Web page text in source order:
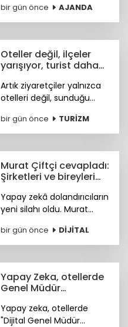
Congress (MGMC),
Türkiye’nin MICE uzmanları
sunmaya hazırlanıyor.
bir gün önce AJANDA
Oteller değil, ilçeler
yarışıyor, turist daha
Artık ziyaretçiler yalnızca
otelleri değil, sunduğu
sosyal yaşamı ve fiyat-
performans avantajıyla
bir gün önce TURİZM
Murat Çiftçi cevapladı:
Şirketleri ve bireyleri
neler?
Yapay zekâ dolandırıcıların
yeni silahı oldu. Murat
bekleyen siber riskler
neler? sorusunu cevapladı.
bir gün önce DİJİTAL
Yapay Zeka, otellerde
Genel Müdür
hazırlanıyor
Yapay zeka, otellerde
"Dijital Genel Müdür